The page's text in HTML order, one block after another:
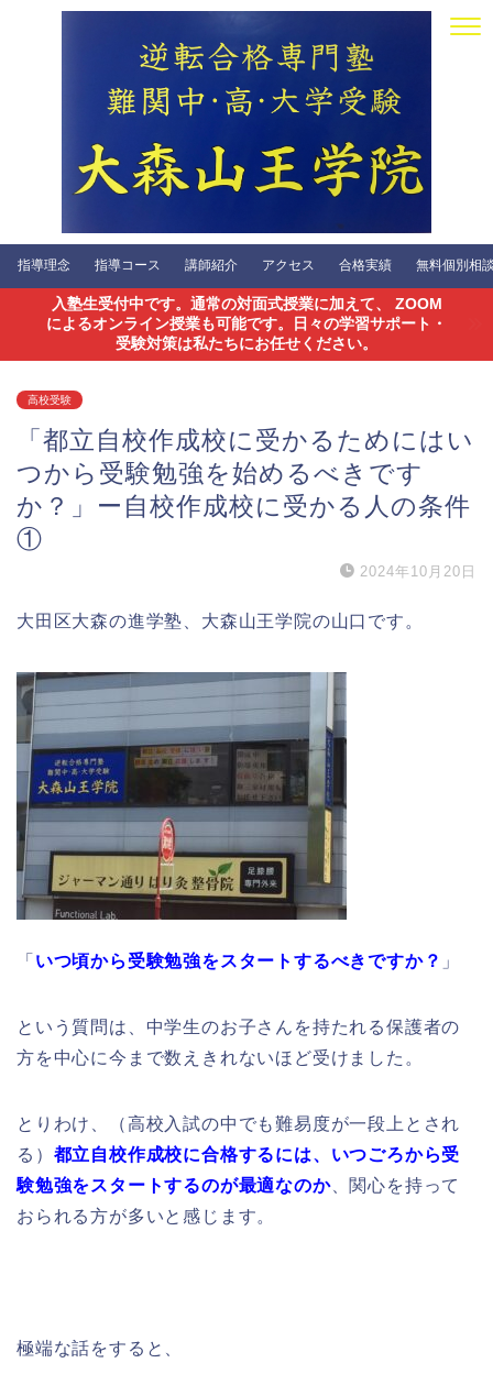
指導理念 指導コース 講師紹介 アクセス 合格実績 無料個別相
入塾生受付中です。通常の対面式授業に加えて、 ZOOM
によるオンライン授業も可能です。日々の学習サポート・
受験対策は私たちにお任せください。
高校受験
「都立自校作成校に受かるためにはい
つから受験勉強を始めるべきです
か？」ー自校作成校に受かる人の条件
①
2024年10月20日
大田区大森の進学塾、大森山王学院の山口です。
「 いつ頃から受験勉強をスタートするべきですか？ 」
という質問は、中学生のお子さんを持たれる保護者の
方を中心に今まで数えきれないほど受けました。
とりわけ、（高校入試の中でも難易度が一段上とされ
る） 都立自校作成校に合格するには、いつごろから受
験勉強をスタートするのが最適なのか、関心を持って
おられる方が多いと感じます。
極端な話をすると、